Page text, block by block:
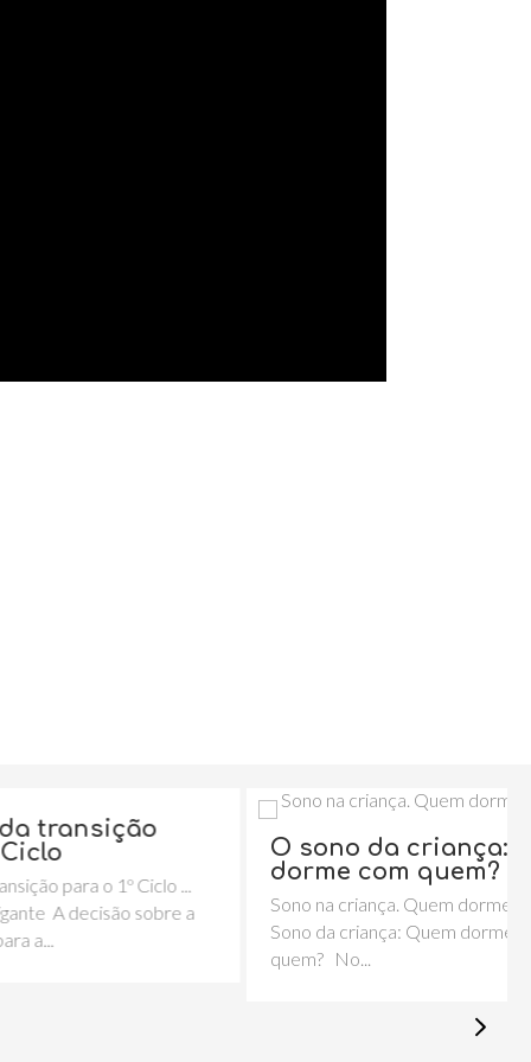
Ciclo ...
sobre a
O sono da criança: Quem
dorme com quem?
Sono na criança. Quem dorme com quem
Sono da criança: Quem dorme com